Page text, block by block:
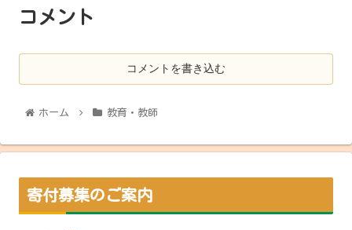
コメント
コメントを書き込む
ホーム 教育・教師
寄付募集のご案内